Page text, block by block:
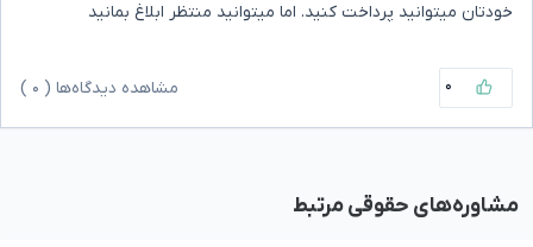
خودتان میتوانید پرداخت کنید. اما میتوانید منتظر ابلاغ بمانید
۰ مشاهده دیدگاه‌ها ( ۰
مشاوره‌های حقوقی مرتبط